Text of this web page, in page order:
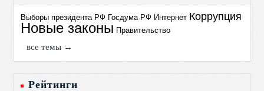
Выборы президента РФ Госдума РФ Интернет Коррупция
Новые законы Правительство
все темы →
Рейтинги